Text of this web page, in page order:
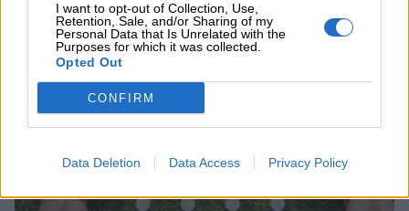
I want to opt-out of Collection, Use,
Retention, Sale, and/or Sharing of my
Personal Data that Is Unrelated with the
Purposes for which it was collected.
Opted Out
CONFIRM
Data Deletion Data Access Privacy Policy
Συνεχής ροή